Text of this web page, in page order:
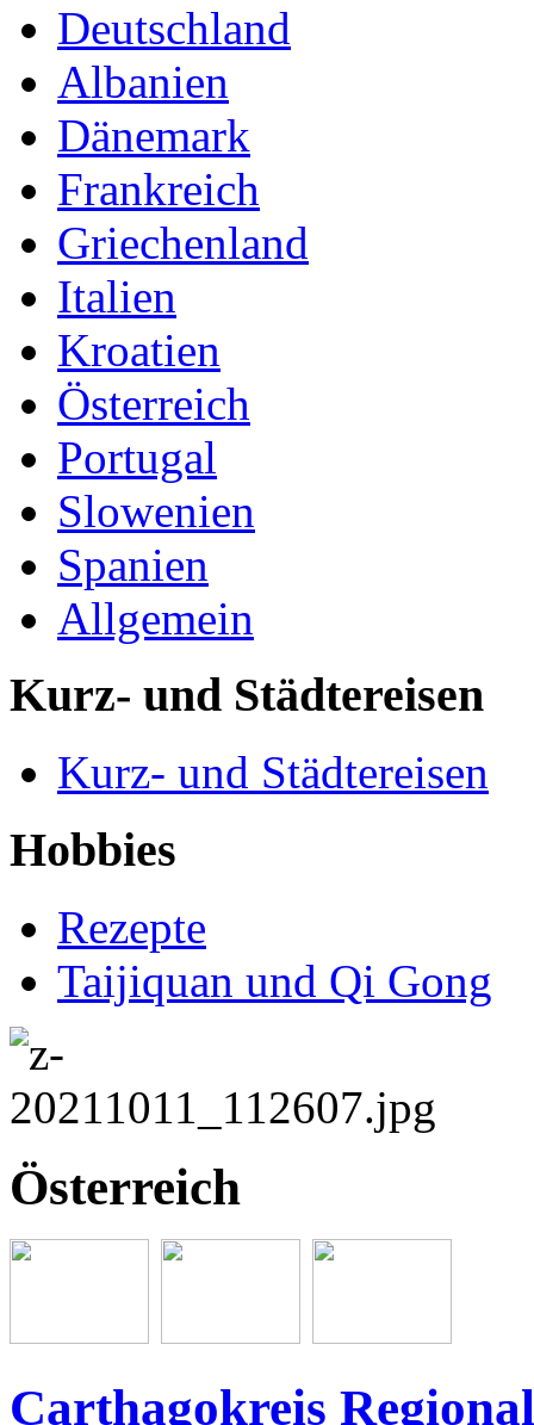
Deutschland
Albanien
Dänemark
Frankreich
Griechenland
Italien
Kroatien
Österreich
Portugal
Slowenien
Spanien
Allgemein
Kurz- und Städtereisen
Kurz- und Städtereisen
Hobbies
Rezepte
Taijiquan und Qi Gong
Österreich
Carthagokreis